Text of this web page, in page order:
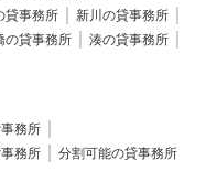
貸事務所
新川の貸事務所
の貸事務所
湊の貸事務所
務所
務所 分割可能の貸事務所